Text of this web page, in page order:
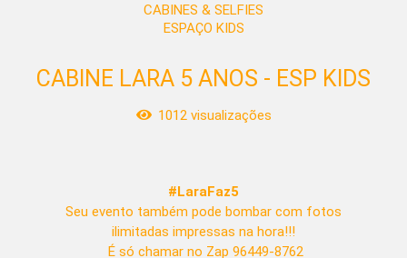
CABINES & SELFIES
ESPAÇO KIDS
CABINE LARA 5 ANOS - ESP KIDS
1012visualizações
#LaraFaz5
Seu evento também pode bombar com fotos
ilimitadas impressas na hora!!!
É só chamar no Zap 96449-8762